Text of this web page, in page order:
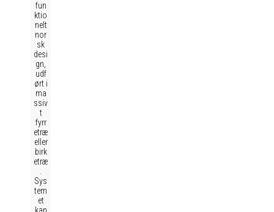
fun
ktio
nelt
nor
sk
desi
gn,
udf
ørt i
ma
ssiv
t
fyrr
etræ
eller
birk
etræ
Sys
tem
et